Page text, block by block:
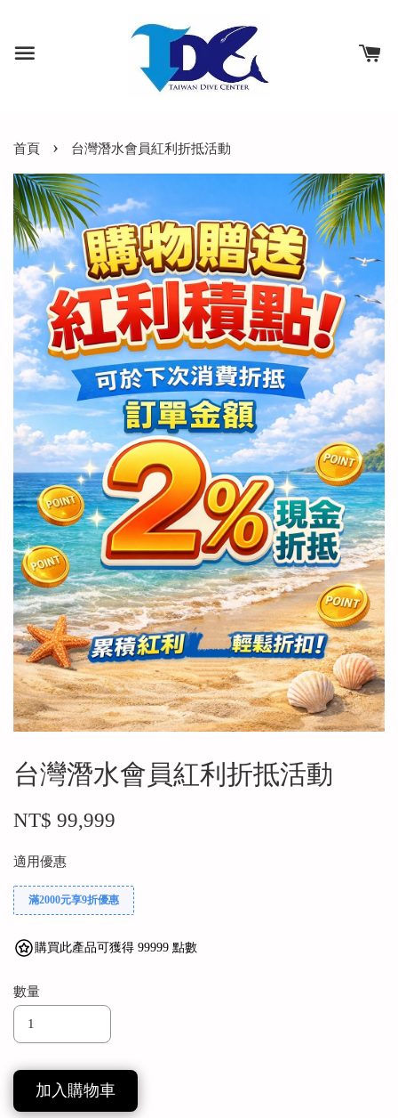
首頁 › 台灣潛水會員紅利折抵活動
台灣潛水會員紅利折抵活動
NT$ 99,999
適用優惠
滿2000元享9折優惠
購買此產品可獲得 99999 點數
數量
加入購物車